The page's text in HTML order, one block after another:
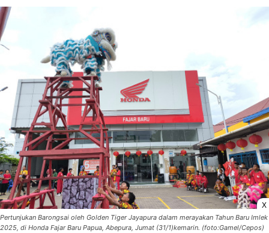
X
Pertunjukan Barongsai oleh Golden Tiger Jayapura dalam merayakan Tahun Baru Imlek
2025, di Honda Fajar Baru Papua, Abepura, Jumat (31/1)kemarin. (foto:Gamel/Cepos)